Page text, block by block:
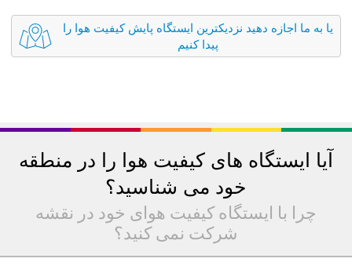
یا به ما اجازه دهید نزدیکترین ایستگاه پایش کیفیت هوا را
پیدا کنیم
آیا ایستگاه های کیفیت هوا را در منطقه
خود می شناسید؟
چرا با ایستگاه کیفیت هوای خود در نقشه
شرکت نمی کنید؟